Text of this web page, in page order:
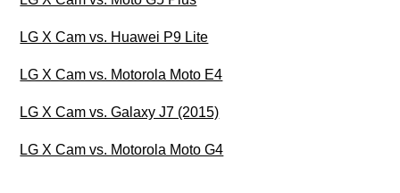
LG X Cam vs. Huawei P9 Lite
LG X Cam vs. Motorola Moto E4
LG X Cam vs. Galaxy J7 (2015)
LG X Cam vs. Motorola Moto G4